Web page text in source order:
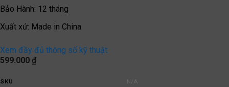
Bảo Hành: 12 tháng
Xuất xứ: Made in China
Xem đầy đủ thông số kỹ thuật
599.000 ₫
SKU N/A